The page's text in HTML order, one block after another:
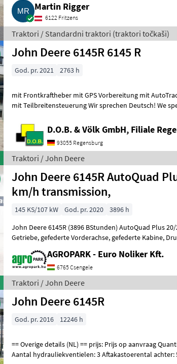
Martin Rigger
6122 Fritzens
Traktori / Standardni traktori (traktori točkaši)
John Deere 6145R 6145 R
God. pr. 2021 2763 h
mit Frontkraftheber mit GPS Vorbereitung mit AutoTrac Freischaltung
mit Teilbreitensteuerung Wir sprechen Deutsch! We speak English! Мы
D.O.B. & Völk GmbH, Filiale
93055 Regensburg
Traktori / John Deere
John Deere 6145R AutoQuad
km/h transmission,
145 KS/107 kW God. pr. 2020
3896 h
John Deere 6145R (3896 BStunden) AutoQuad Plus
Getriebe, gefederte Vorderachse, gefederte Kabine, Druckluftbremse,
AGROPARK - Euro Noliker Kft.
6765 Csengele
Traktori / John Deere
John Deere 6145R
God. pr. 2016 12246 h
== Overige details (NL) == prijs: Prijs op aanvraag Quantity: 1 Unit: Stuk
Aantal hydrauliekventielen: 3 Aftakastoerental achter: